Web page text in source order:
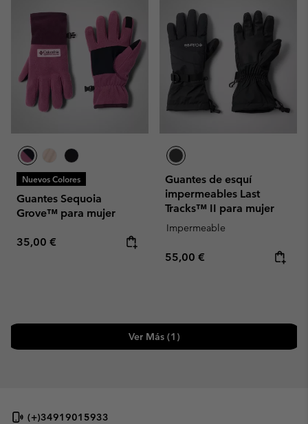
Nuevos Colores
Guantes Sequoia
Grove™ para mujer
Regular price:
35,00 €
Guantes de esquí
impermeables Last
Tracks™ II para mujer
Impermeable
Regular price:
55,00 €
Ver Más (1)
(+)34919015933